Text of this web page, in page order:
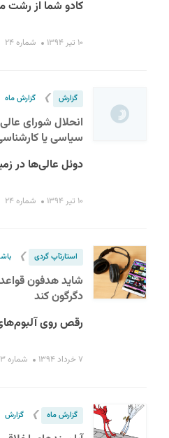
کادو شما از رشت
۱۰ تیر ۱۳۹۴ شماره ۲۴
گزارش ❯ گزارش ماه
انحلال شورای
سیاسی یا
دوئل عالی‌ها در
۱۰ تیر ۱۳۹۴ شماره ۲۴
استارت‎آپ گردی ❯
شاید هدفون
دگرگون کند
رقص روی
۷ خرداد ۱۳۹۴ شماره ۲۳
گزارش ماه ❯ گزارش